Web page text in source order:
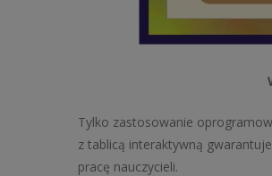
Tylko zastosowanie
z tablicą interaktywną
pracę nauczycieli.